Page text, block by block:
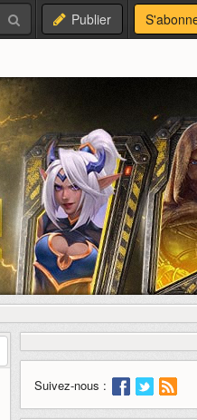
Publier
Suivez-nous :